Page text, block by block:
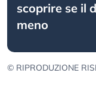
scoprire se il
meno
© RIPRODUZIONE